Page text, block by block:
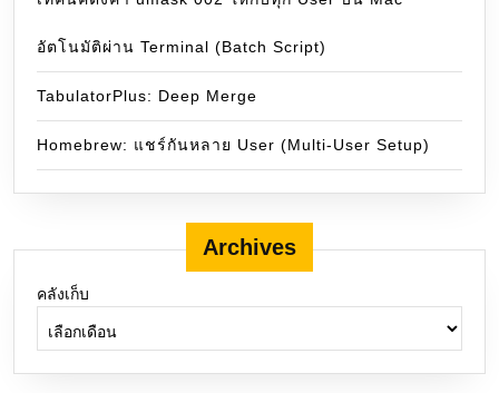
อัตโนมัติผ่าน Terminal (Batch Script)
TabulatorPlus: Deep Merge
Homebrew: แชร์กันหลาย User (Multi-User Setup)
Archives
คลังเก็บ